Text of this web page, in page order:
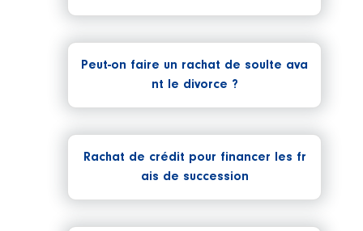
Peut-on faire un rachat de soulte ava
nt le divorce ?
Rachat de crédit pour financer les fr
ais de succession